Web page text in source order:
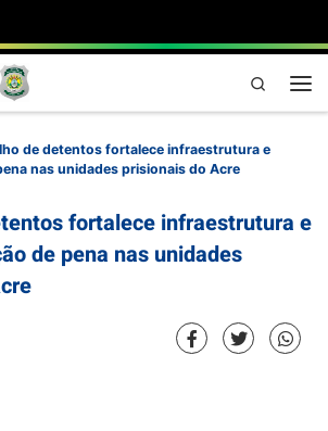
Pesquisa
de detentos fortalece infraestrutura e
nas unidades prisionais do Acre
fortalece infraestrutura e
de pena nas unidades